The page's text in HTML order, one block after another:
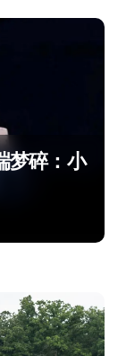
梦碎：小